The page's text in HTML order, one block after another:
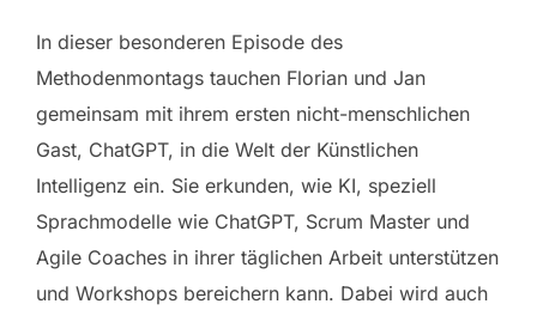
In dieser besonderen Episode des
Methodenmontags tauchen Florian und Jan
gemeinsam mit ihrem ersten nicht-menschlichen
Gast, ChatGPT, in die Welt der Künstlichen
Intelligenz ein. Sie erkunden, wie KI, speziell
Sprachmodelle wie ChatGPT, Scrum Master und
Agile Coaches in ihrer täglichen Arbeit unterstützen
und Workshops bereichern kann. Dabei wird auch